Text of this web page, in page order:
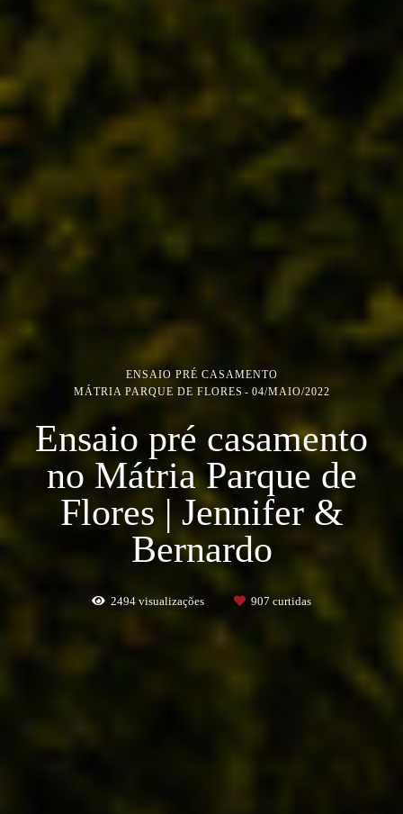
ENSAIO PRÉ CASAMENTO
MÁTRIA PARQUE DE FLORES
04/MAIO/2022
Ensaio pré casamento
no Mátria Parque de
Flores | Jennifer &
Bernardo
2494 visualizações 907 curtidas